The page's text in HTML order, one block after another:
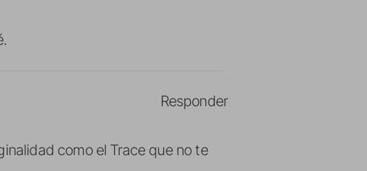
como el Trace que no te
Responder